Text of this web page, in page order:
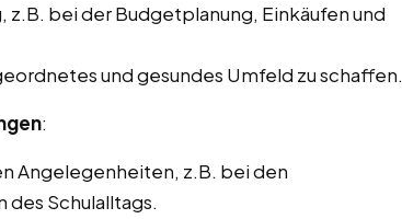
bei der Budgetplanung, Einkäufen und
und gesundes Umfeld zu schaffen.
:
Angelegenheiten, z.B. bei den
des Schulalltags.